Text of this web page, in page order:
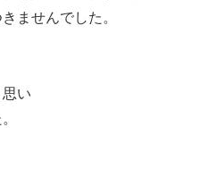
ませんでした。
い